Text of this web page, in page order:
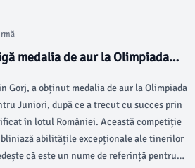
medalia de aur la Olimpiada
Gorj, a obținut medalia de aur la Olimpiada
Juniori, după ce a trecut cu succes prin
în lotul României. Această competiție
abilitățile excepționale ale tinerilor
că este un nume de referință pentru